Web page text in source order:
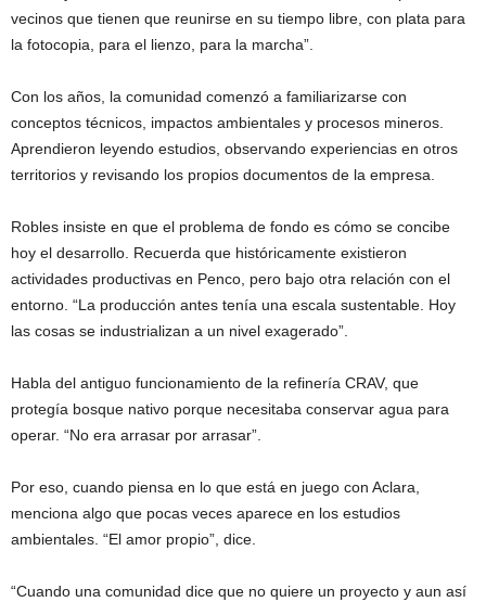
vecinos que tienen que reunirse en su tiempo libre, con plata para
la fotocopia, para el lienzo, para la marcha”.
Con los años, la comunidad comenzó a familiarizarse con
conceptos técnicos, impactos ambientales y procesos mineros.
Aprendieron leyendo estudios, observando experiencias en otros
territorios y revisando los propios documentos de la empresa.
Robles insiste en que el problema de fondo es cómo se concibe
hoy el desarrollo. Recuerda que históricamente existieron
actividades productivas en Penco, pero bajo otra relación con el
entorno. “La producción antes tenía una escala sustentable. Hoy
las cosas se industrializan a un nivel exagerado”.
Habla del antiguo funcionamiento de la refinería CRAV, que
protegía bosque nativo porque necesitaba conservar agua para
operar. “No era arrasar por arrasar”.
Por eso, cuando piensa en lo que está en juego con Aclara,
menciona algo que pocas veces aparece en los estudios
ambientales. “El amor propio”, dice.
“Cuando una comunidad dice que no quiere un proyecto y aun así